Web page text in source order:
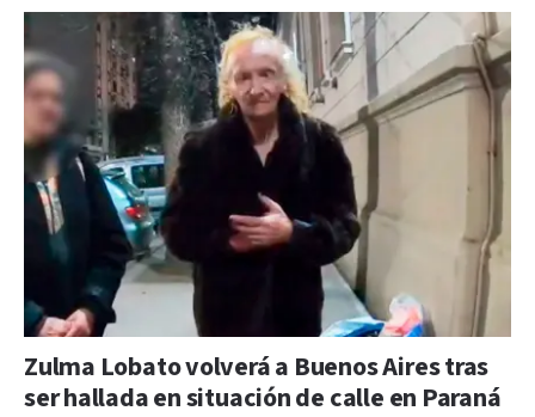
Zulma Lobato volverá a Buenos Aires tras
ser hallada en situación de calle en Paraná